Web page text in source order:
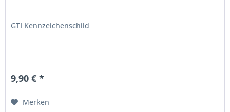
GTI Kennzeichenschild
9,90 € *
Merken